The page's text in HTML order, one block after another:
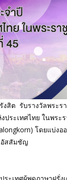
ต รับรางวัลพระรา
ระเทศไทย ในพระ
โดยแบ่ง
อัสสัมชัญ
ะเทศผู้พูดภาษาฝรั่ง